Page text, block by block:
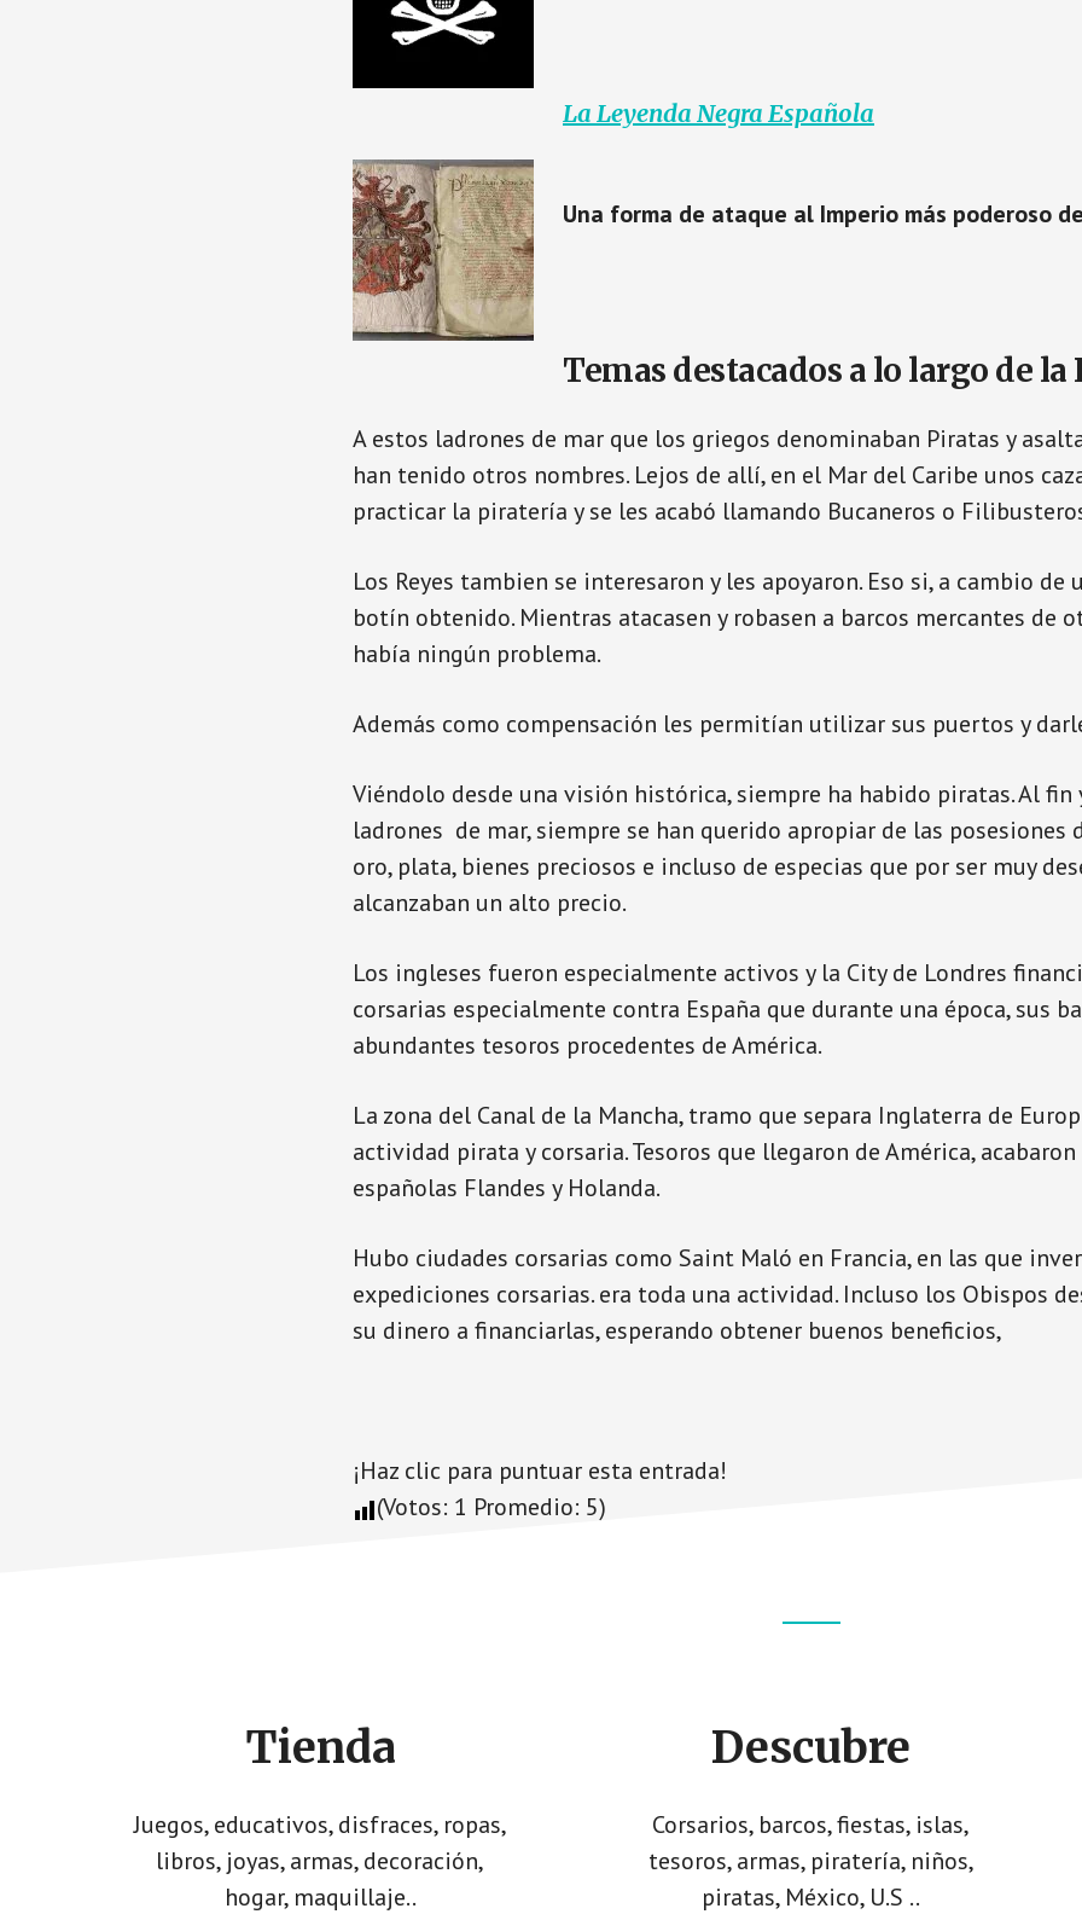
La Leyenda Negra Española
Una forma de ataque al Imperio más poderoso
Temas destacados a lo largo de
A estos ladrones de mar que los griegos denominaban Piratas y
han tenido otros nombres. Lejos de allí, en el Mar del Caribe unos
practicar la piratería y se les acabó llamando Bucaneros o
Los Reyes tambien se interesaron y les apoyaron. Eso si, a cambio de
botín obtenido. Mientras atacasen y robasen a barcos mercantes de
había ningún problema.
Además como compensación les permitían utilizar sus puertos y
Viéndolo desde una visión histórica, siempre ha habido piratas. Al fin
ladrones de mar, siempre se han querido apropiar de las posesiones
oro, plata, bienes preciosos e incluso de especias que por ser muy
alcanzaban un alto precio.
Los ingleses fueron especialmente activos y la City de Londres
corsarias especialmente contra España que durante una época, sus
abundantes tesoros procedentes de América.
La zona del Canal de la Mancha, tramo que separa Inglaterra de
actividad pirata y corsaria. Tesoros que llegaron de América,
españolas Flandes y Holanda.
Hubo ciudades corsarias como Saint Maló en Francia, en las que
expediciones corsarias. era toda una actividad. Incluso los Obispos
su dinero a financiarlas, esperando obtener buenos beneficios,
¡Haz clic para puntuar esta entrada!
(Votos: 1 Promedio: 5)
Tienda
Juegos, educativos, disfraces, ropas,
libros, joyas, armas, decoración,
hogar, maquillaje..
Descubre
Corsarios, barcos, fiestas, islas,
tesoros, armas, piratería, niños,
piratas, México, U.S ..